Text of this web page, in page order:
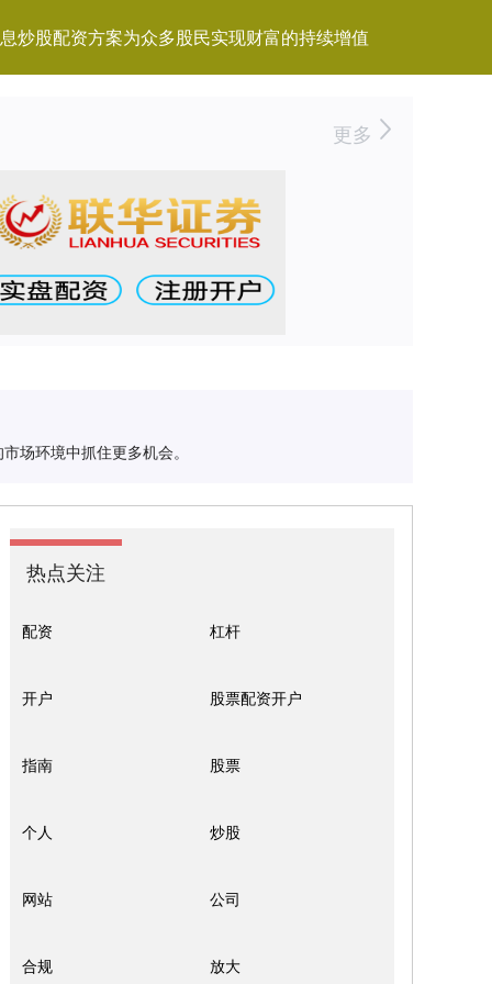
炒股配资方案为众多股民实现财富的持续增值
更多
场环境中抓住更多机会。
热点关注
配资 杠杆
开户 股票配资开户
指南 股票
个人 炒股
网站 公司
合规 放大